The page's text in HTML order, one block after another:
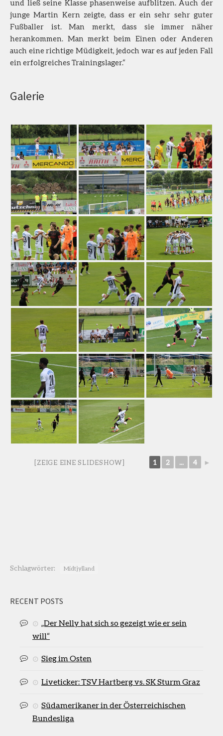
und ließ seine Klasse phasenweise aufblitzen. Auch der
junge Martin Kern zeigte, dass er ein sehr sehr guter
Fußballer ist. Man merkt, dass sie immer näher
herankommen. Man merkt beim Einen oder Anderen
auch eine richtige Müdigkeit, jedoch war es auf jeden Fall
ein erfolgreiches Trainingslager.“
Galerie
[ZEIGE EINE SLIDESHOW] 1 2 ... 4 ►
Schlagwörter: Midtjylland
RECENT POSTS
„Der Nelly hat sich so gezeigt wie er sein
will“
Sieg im Osten
Liveticker: TSV Hartberg vs. SK Sturm Graz
Südamerikaner in der Österreichischen
Bundesliga